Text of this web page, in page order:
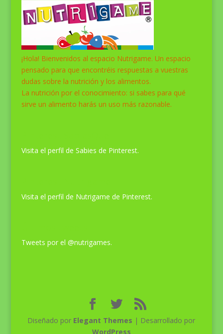
¡Hola! Bienvenidos al espacio Nutrigame. Un espacio
pensado para que encontréis respuestas a vuestras
dudas sobre la nutrición y los alimentos.
La nutrición por el conocimiento: si sabes para qué
sirve un alimento harás un uso más razonable.
Visita el perfil de Sabies de Pinterest.
Visita el perfil de Nutrigame de Pinterest.
Tweets por el @nutrigames.
Diseñado por Elegant Themes | Desarrollado por
WordPress